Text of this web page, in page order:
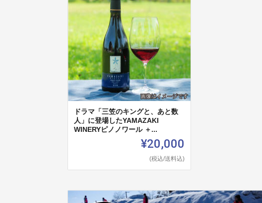
ドラマ「三笠のキングと、あと数
人」に登場したYAMAZAKI
WINERYピノノワール ＋...
¥20,000
(税込/送料込)